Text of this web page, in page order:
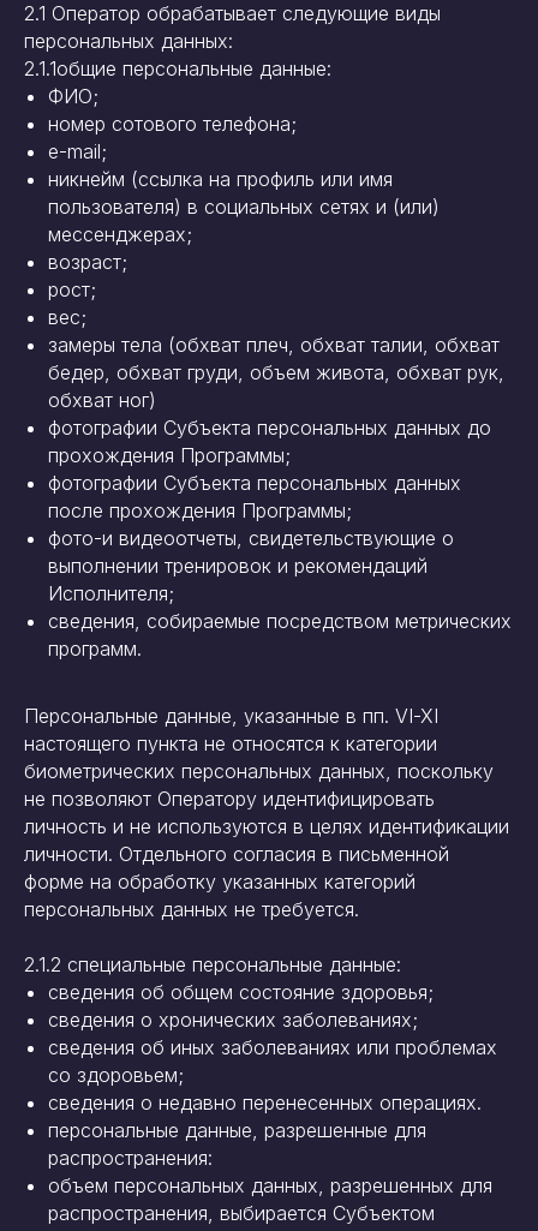
2.1 Оператор обрабатывает следующие виды
персональных данных:
2.1.1общие персональные данные:
ФИО;
номер сотового телефона;
e-mail;
никнейм (ссылка на профиль или имя
пользователя) в социальных сетях и (или)
мессенджерах;
возраст;
рост;
вес;
замеры тела (обхват плеч, обхват талии, обхват
бедер, обхват груди, объем живота, обхват рук,
обхват ног)
фотографии Субъекта персональных данных до
прохождения Программы;
фотографии Субъекта персональных данных
после прохождения Программы;
фото-и видеоотчеты, свидетельствующие о
выполнении тренировок и рекомендаций
Исполнителя;
сведения, собираемые посредством метрических
программ.
Персональные данные, указанные в пп. VI-XI
настоящего пункта не относятся к категории
биометрических персональных данных, поскольку
не позволяют Оператору идентифицировать
личность и не используются в целях идентификации
личности. Отдельного согласия в письменной
форме на обработку указанных категорий
персональных данных не требуется.
2.1.2 специальные персональные данные:
сведения об общем состояние здоровья;
сведения о хронических заболеваниях;
сведения об иных заболеваниях или проблемах
со здоровьем;
сведения о недавно перенесенных операциях.
персональные данные, разрешенные для
распространения:
объем персональных данных, разрешенных для
распространения, выбирается Субъектом